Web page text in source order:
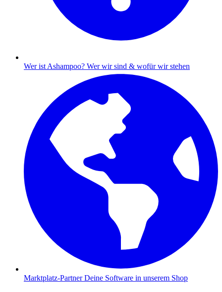
Wer ist Ashampoo? Wer wir sind & wofür wir stehen
Marktplatz-Partner Deine Software in unserem Shop